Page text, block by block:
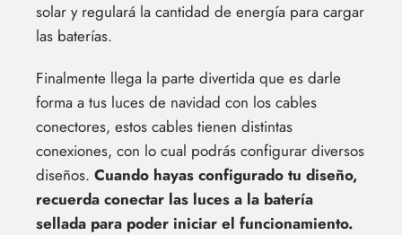
solar y regulará la cantidad de energía para cargar
las baterías.
Finalmente llega la parte divertida que es darle
forma a tus luces de navidad con los cables
conectores, estos cables tienen distintas
conexiones, con lo cual podrás configurar diversos
diseños. Cuando hayas configurado tu diseño,
recuerda conectar las luces a la batería
sellada para poder iniciar el funcionamiento.